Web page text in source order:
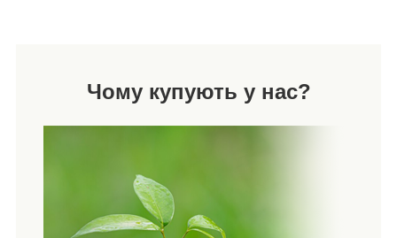
Чому купують у нас?